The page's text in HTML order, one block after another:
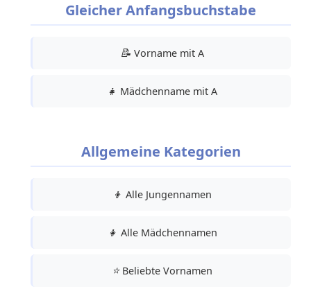
Gleicher Anfangsbuchstabe
📝 Vorname mit A
👧 Mädchenname mit A
Allgemeine Kategorien
👦 Alle Jungennamen
👧 Alle Mädchennamen
⭐Beliebte Vornamen